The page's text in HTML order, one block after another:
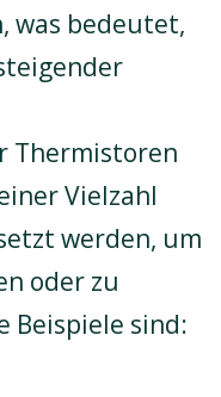
was bedeutet,
Thermistoren
Vielzahl
werden, um
oder zu
Beispiele sind: